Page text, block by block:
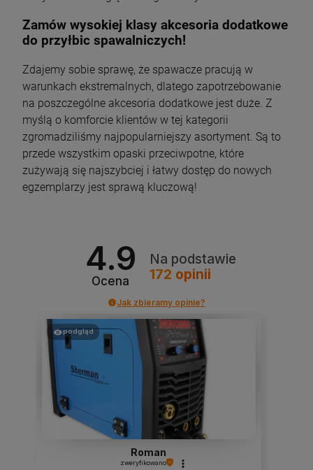
Zamów wysokiej klasy akcesoria dodatkowe
do przyłbic spawalniczych!
Zdajemy sobie sprawę, że spawacze pracują w
warunkach ekstremalnych, dlatego zapotrzebowanie
na poszczególne akcesoria dodatkowe jest duże. Z
myślą o komforcie klientów w tej kategorii
zgromadziliśmy najpopularniejszy asortyment. Są to
przede wszystkim opaski przeciwpotne, które
zużywają się najszybciej i łatwy dostęp do nowych
egzemplarzy jest sprawą kluczową!
4.9
Ocena
Na podstawie
172 opinii
Jak zbieramy opinie?
podgląd
Roman
zweryfikowano